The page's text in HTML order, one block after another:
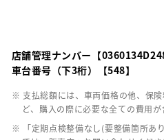
店舗管理ナンバー【
車台番号（下3桁）【548】
※ 支払総額には、車両価格の他、保
ど、購入の際に必要な全ての費用が
※ 「定期点検整備なし(要整備箇所あ